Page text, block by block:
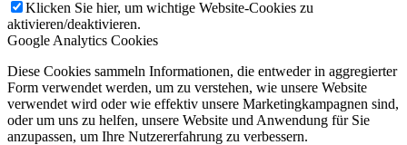
Klicken Sie hier, um wichtige Website-Cookies zu
aktivieren/deaktivieren.
Google Analytics Cookies
Diese Cookies sammeln Informationen, die entweder in aggregierter
Form verwendet werden, um zu verstehen, wie unsere Website
verwendet wird oder wie effektiv unsere Marketingkampagnen sind,
oder um uns zu helfen, unsere Website und Anwendung für Sie
anzupassen, um Ihre Nutzererfahrung zu verbessern.